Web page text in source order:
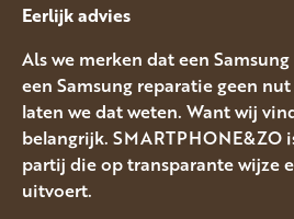
Eerlijk advies
Als we merken dat een
een Samsung reparatie geen
laten we dat weten. Want wij
belangrijk. SMARTPHONE&ZO
partij die op transparante wijze
uitvoert.